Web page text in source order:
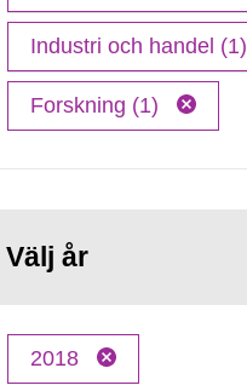
Industri och handel (1)
Forskning (1)
Välj år
2018